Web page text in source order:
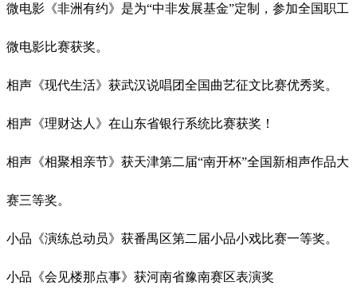
微电影《非洲有约》是为“中非发展基金”定制，参加全国职工
微电影比赛获奖。
相声《现代生活》获武汉说唱团全国曲艺征文比赛优秀奖。
相声《理财达人》在山东省银行系统比赛获奖！
相声《相聚相亲节》获天津第二届“南开杯”全国新相声作品大
赛三等奖。
小品《演练总动员》获番禺区第二届小品小戏比赛一等奖。
小品《会见楼那点事》获河南省豫南赛区表演奖